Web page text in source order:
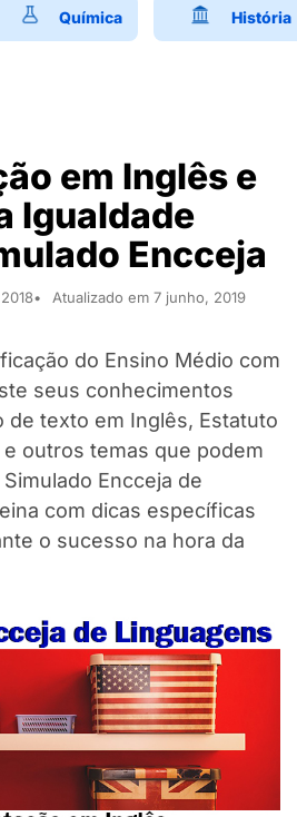
Química História
em Inglês e
Igualdade
Encceja
Atualizado em 7 junho, 2019
do Ensino Médio com
seus conhecimentos
de texto em Inglês, Estatuto
e outros temas que podem
Encceja de
com dicas específicas
o sucesso na hora da